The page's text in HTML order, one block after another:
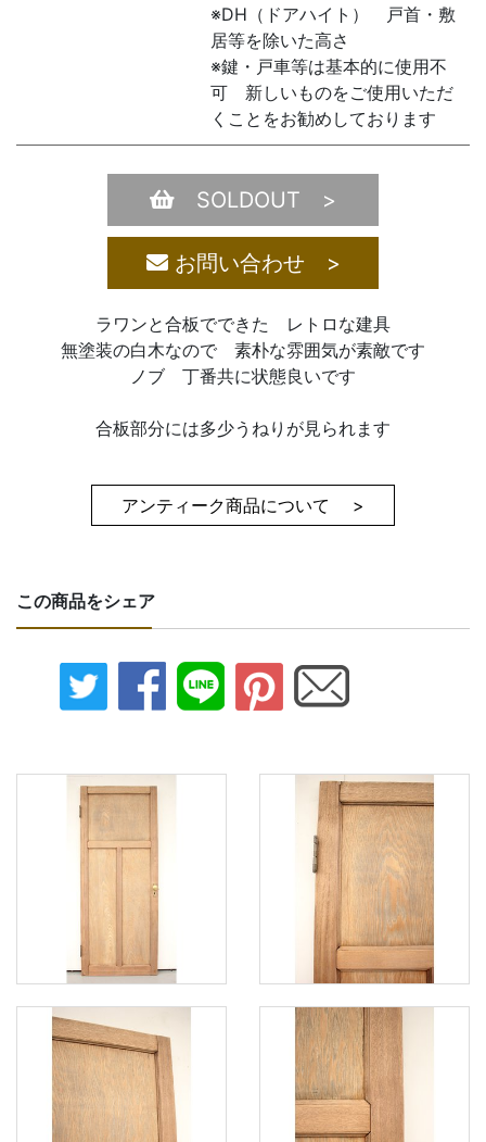
※DH（ドアハイト） 戸首・敷
居等を除いた高さ
※鍵・戸車等は基本的に使用不
可 新しいものをご使用いただ
くことをお勧めしております
SOLDOUT >
お問い合わせ >
ラワンと合板でできた レトロな建具
無塗装の白木なので 素朴な雰囲気が素敵です
ノブ 丁番共に状態良いです
合板部分には多少うねりが見られます
アンティーク商品について >
この商品をシェア